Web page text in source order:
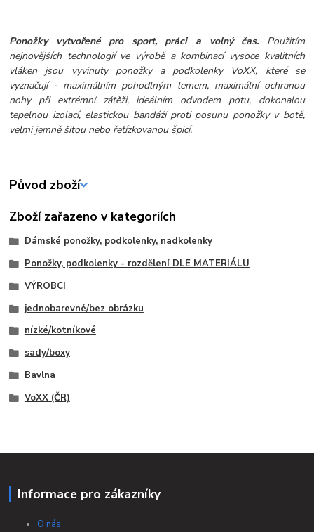
Ponožky vytvořené pro sport, práci a volný čas. Použitím
nejnovějších technologií ve výrobě a kombinací vysoce kvalitních
vláken jsou vyvinuty ponožky a podkolenky VoXX, které se
vyznačují - maximálním pohodlným lemem, maximální ochranou
nohy při extrémní zátěži, ideálním odvodem potu, dokonalou
tepelnou izolací, elastickou bandáží proti posunu ponožky v botě,
velmi jemně šitou nebo řetízkovanou špicí.
Původ zboží
Zboží zařazeno v kategoriích
Dámské ponožky, podkolenky, nadkolenky
Ponožky, podkolenky - rozdělení DLE MATERIÁLU
VÝROBCI
jednobarevné/bez obrázku
nízké/kotníkové
sady/boxy
Bavlna
VoXX (ČR)
Informace pro zákazníky
O nás